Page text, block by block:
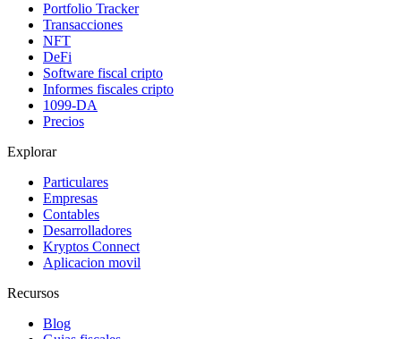
Portfolio Tracker
Transacciones
NFT
DeFi
Software fiscal cripto
Informes fiscales cripto
1099-DA
Precios
Explorar
Particulares
Empresas
Contables
Desarrolladores
Kryptos Connect
Aplicacion movil
Recursos
Blog